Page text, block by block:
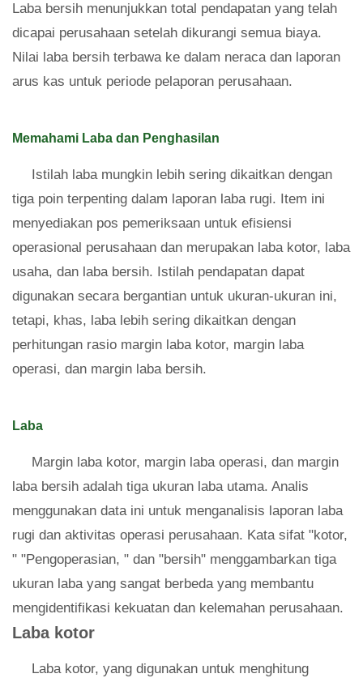
Laba bersih menunjukkan total pendapatan yang telah
dicapai perusahaan setelah dikurangi semua biaya.
Nilai laba bersih terbawa ke dalam neraca dan laporan
arus kas untuk periode pelaporan perusahaan.
Memahami Laba dan Penghasilan
Istilah laba mungkin lebih sering dikaitkan dengan
tiga poin terpenting dalam laporan laba rugi. Item ini
menyediakan pos pemeriksaan untuk efisiensi
operasional perusahaan dan merupakan laba kotor, laba
usaha, dan laba bersih. Istilah pendapatan dapat
digunakan secara bergantian untuk ukuran-ukuran ini,
tetapi, khas, laba lebih sering dikaitkan dengan
perhitungan rasio margin laba kotor, margin laba
operasi, dan margin laba bersih.
Laba
Margin laba kotor, margin laba operasi, dan margin
laba bersih adalah tiga ukuran laba utama. Analis
menggunakan data ini untuk menganalisis laporan laba
rugi dan aktivitas operasi perusahaan. Kata sifat "kotor,
" "Pengoperasian, " dan "bersih" menggambarkan tiga
ukuran laba yang sangat berbeda yang membantu
mengidentifikasi kekuatan dan kelemahan perusahaan.
Laba kotor
Laba kotor, yang digunakan untuk menghitung